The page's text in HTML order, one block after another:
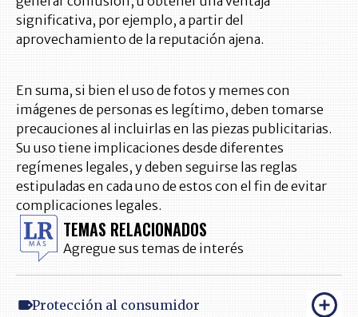
significativa, por ejemplo, a partir del
aprovechamiento de la reputación ajena.
En suma, si bien el uso de fotos y memes con
imágenes de personas es legítimo, deben tomarse
precauciones al incluirlas en las piezas publicitarias.
Su uso tiene implicaciones desde diferentes
regímenes legales, y deben seguirse las reglas
estipuladas en cada uno de estos con el fin de evitar
complicaciones legales.
TEMAS RELACIONADOS
Agregue sus temas de interés
Protección al consumidor